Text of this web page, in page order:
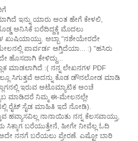
ಇನ್ನು ಯಾರು ಅಂತ ಹೇಗೆ ಕೇಳಲಿ,
ಅನಿಸಿಕೆ ಬರೆದಿದ್ದಕ್ಕೆ ಮೊದಲು
ಖುಷಿಯಾಯ್ತು. ಅಬ್ಬಾ "ನಶೇಯೇರದೇ
ಪಾರ್ವರ್ಡ ಅಗ್ತಿದೆಯಾ... :) "ಹಸಿರು
ಹೊಸದಾಗಿ ಕೇಳಿದ್ದು...
ಮಾಡಲಾಗಿದೆ :( ನನ್ನ ಲೇಖನಗಳ PDF
ಸಿಗುತ್ತವೆ ಅದನ್ನು ಕೊಡ ಡೌನಲೋಡ ಮಾಡಿ
ಇರುವ ಅಟೊಮ್ಯಾಟಿಕ ಅಂಚೆ
ಮಾಡಿದರೆ ನಿಮ್ಮ ಈ-ಮೇಲನಲ್ಲೇ
ರೈಟ್ ಸೈಡ ಮಾಹಿತಿ ಇದೆ ನೋಡಿ).
ಹವ್ಯಾಸವಿಲ್ಲ ನಾನಾಯಿತು ನನ್ನ ಕೆಲಸವಾಯ್ತು,
ಸಿಕ್ಕಾಗ ಬರೆಯುತ್ತೇನೆ, ಹೀಗೇ ನೀವೆಲ್ಲ ಓದಿ
ಅದೇ ನನಗೆ ಬರೆಯಲು ಪ್ರೇರಣೆ. ಎಷ್ಟೋ ಬಾರಿ